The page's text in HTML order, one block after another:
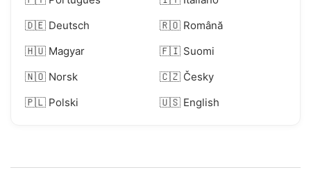
🇩🇪 Deutsch
🇷🇴 Română
🇭🇺 Magyar
🇫🇮 Suomi
🇳🇴 Norsk
🇨🇿 Česky
🇵🇱 Polski
🇺🇸 English